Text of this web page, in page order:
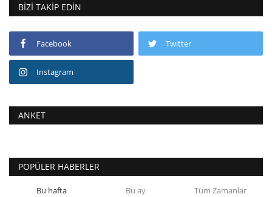
BIZI TAKIP EDIN
Facebook Twitter
Instagram
ANKET
POPÜLER HABERLER
Bu hafta Bu ay Tüm Zamanlar